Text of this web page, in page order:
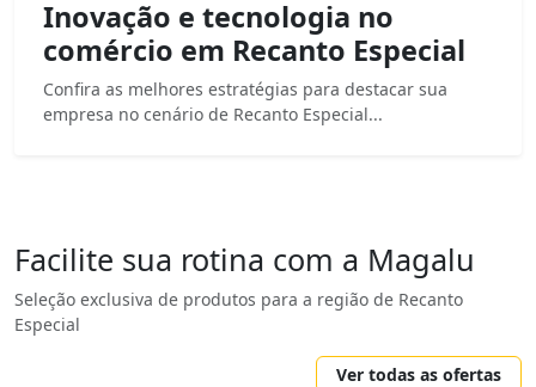
Inovação e tecnologia no
comércio em Recanto Especial
Confira as melhores estratégias para destacar sua
empresa no cenário de Recanto Especial...
Facilite sua rotina com a Magalu
Seleção exclusiva de produtos para a região de Recanto
Especial
Ver todas as ofertas